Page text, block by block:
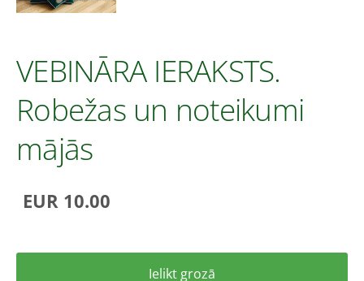
VEBINĀRA IERAKSTS.
Robežas un noteikumi
mājās
EUR 10.00
Ielikt grozā